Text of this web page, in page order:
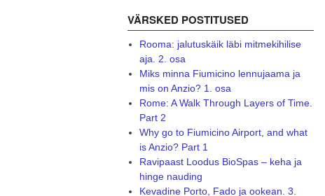
VÄRSKED POSTITUSED
Rooma: jalutuskäik läbi mitmekihilise
aja. 2. osa
Miks minna Fiumicino lennujaama ja
mis on Anzio? 1. osa
Rome: A Walk Through Layers of Time.
Part 2
Why go to Fiumicino Airport, and what
is Anzio? Part 1
Ravipaast Loodus BioSpas – keha ja
hinge nauding
Kevadine Porto, Fado ja ookean. 3.